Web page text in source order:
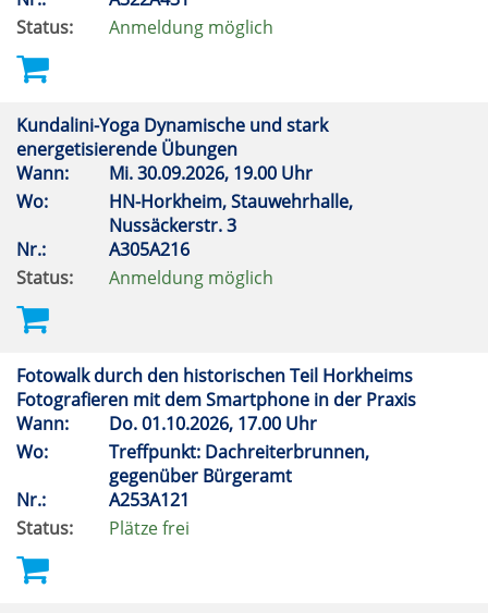
Status:
Anmeldung möglich
Kundalini-Yoga Dynamische und stark
energetisierende Übungen
Wann:
Mi.30.09.2026, 19.00 Uhr
Wo:
HN-Horkheim, Stauwehrhalle,
Nussäckerstr. 3
Nr.:
A305A216
Status:
Anmeldung möglich
Fotowalk durch den historischen Teil Horkheims
Fotografieren mit dem Smartphone in der Praxis
Wann:
Do.01.10.2026, 17.00 Uhr
Wo:
Treffpunkt: Dachreiterbrunnen,
gegenüber Bürgeramt
Nr.:
A253A121
Status:
Plätze frei